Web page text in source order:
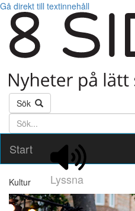
Gå direkt till textinnehåll
Sök
Söktext
Start
Lyssna
Kultur